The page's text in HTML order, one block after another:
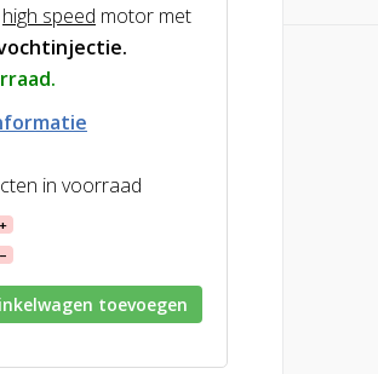
high speed motor met
in voorraad
+
–
toevoegen